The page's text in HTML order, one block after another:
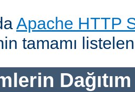
Apache HTTP
tamamı